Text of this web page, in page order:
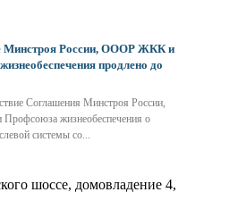
Минстроя России, ОООР ЖКК и
продлено до
Соглашения Минстроя России,
жизнеобеспечения о
системы со...
шоссе, домовладение 4,